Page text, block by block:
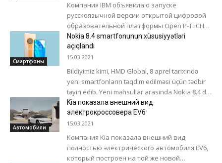
Компания IBM объявила о запуске
русскоязычной версии открытой цифровой
образовательной платформы Open P-TECH
(https://www.ptech.org/ru/open-p-tech/).
Платформа предназначена для школьников
старших классов, студентов колледжей и
вузов,...
Смартфоны
Nokia 8.4 smartfonunun xüsusiyyətləri
açıqlandı
15.03.2021
Bildiyimiz kimi, HMD Global, 8 aprel tarixində
yeni smartfonların təqdim edilməsi üçün tədbir
təyin edib. Yeni məhsullar arasında Nokia 8.4 də
olmalıdır. Smartfon Qualcomm Snapdragon...
Автомобили
Kia показала внешний вид
электрокроссовера EV6
15.03.2021
Компания Kia показала внешний вид
полностью электрического автомобиля EV6,
который построен на той же новой